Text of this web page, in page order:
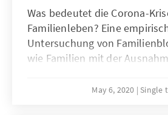
Was bedeutet die Corona-
Familienleben? Eine
Untersuchung von
wie Familien mit der
May 6, 2020 Single